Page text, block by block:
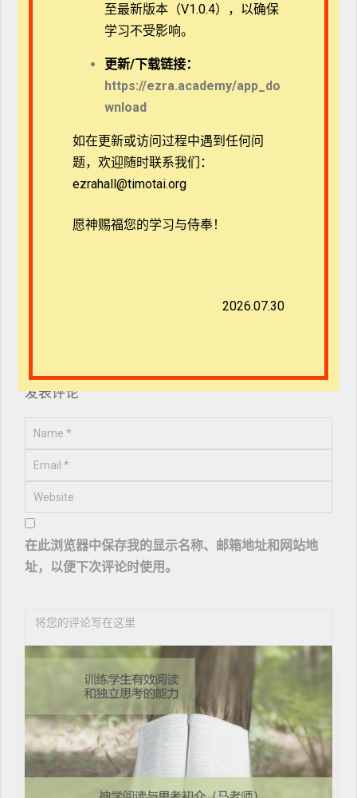
书》。郝明义和朱衣译。上海：商务印书馆，2004。
霍華德．斯通勒和詹姆斯．杜克。《基督徒的神學思
汉东尼。《大阅读家》。申美伦译。台湾：校园书房，
毕业于慕迪神学院，获得文学硕士，主修跨文化
发表评论
在此浏览器中保存我的显示名称、邮箱地址和网站地
址，以便下次评论时使用。
至最新版本（V1.0.4），以确保
学习不受影响。
更新/下载链接：
https://ezra.academy/app_do
wnload
如在更新或访问过程中遇到任何问
题，欢迎随时联系我们：
ezrahall@timotai.org
愿神赐福您的学习与侍奉！
2026.07.30